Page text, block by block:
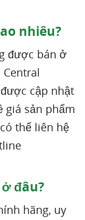
nhiêu?
được bán ở
cập nhật
giá sản phẩm
thể liên hệ
đâu?
hãng, uy